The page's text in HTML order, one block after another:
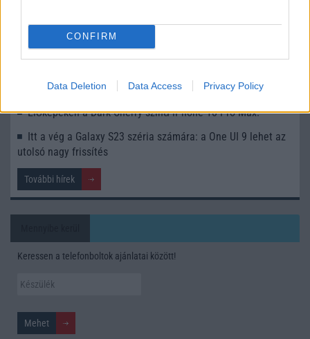
CONFIRM
Data Deletion Data Access Privacy Policy
mobilhasználatot – sokan mégsem tudnak róla
Nem biztos, hogy érdemes kivárni az iPhone 18 Prot
kamerás funkcióját
Élőképeken a Dark Cherry színű iPhone 18 Pro Max!
Itt a vég a Galaxy S23 széria számára: a One UI 9 lehet az
utolsó nagy frissítés
További hírek
Keressen a telefonboltok ajánlatai között!